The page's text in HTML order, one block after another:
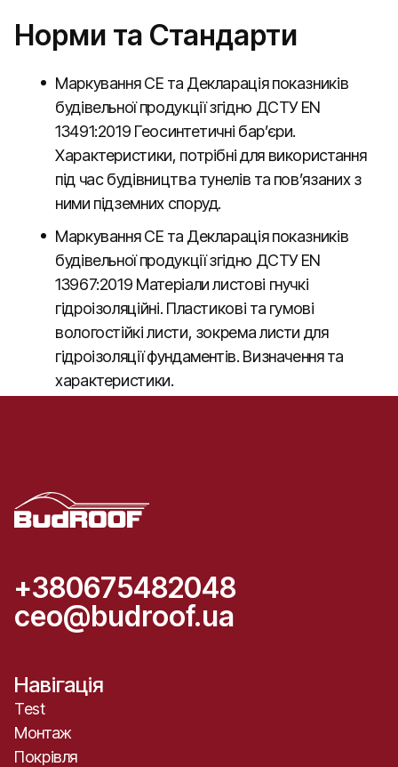
Норми та Стандарти
Маркування CE та Декларація показників
будівельної продукції згідно ДСТУ EN
13491:2019 Геосинтетичні бар’єри.
Характеристики, потрібні для використання
під час будівництва тунелів та пов’язаних з
ними підземних споруд.
Маркування CE та Декларація показників
будівельної продукції згідно ДСТУ EN
13967:2019 Матеріали листові гнучкі
гідроізоляційні. Пластикові та гумові
вологостійкі листи, зокрема листи для
гідроізоляції фундаментів. Визначення та
характеристики.
+380675482048
ceo@budroof.ua
Навігація
Test
Монтаж
Покрівля